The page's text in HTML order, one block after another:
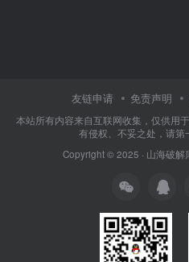
友链申请 免责声明
本站所有内容来自互联网收集，仅供用
有侵权、不妥之处，请第
Copyright © 2025 · 山海破解